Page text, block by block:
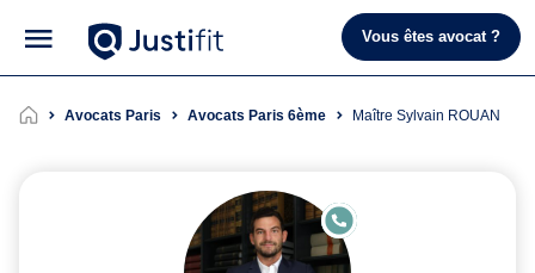
Vous êtes avocat ?
Avocats Paris Avocats Paris 6ème Maître Sylvain ROUAN
E
N
LI
G